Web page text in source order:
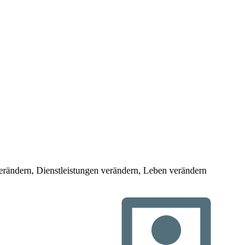
Dienstleistungen verändern, Leben verändern